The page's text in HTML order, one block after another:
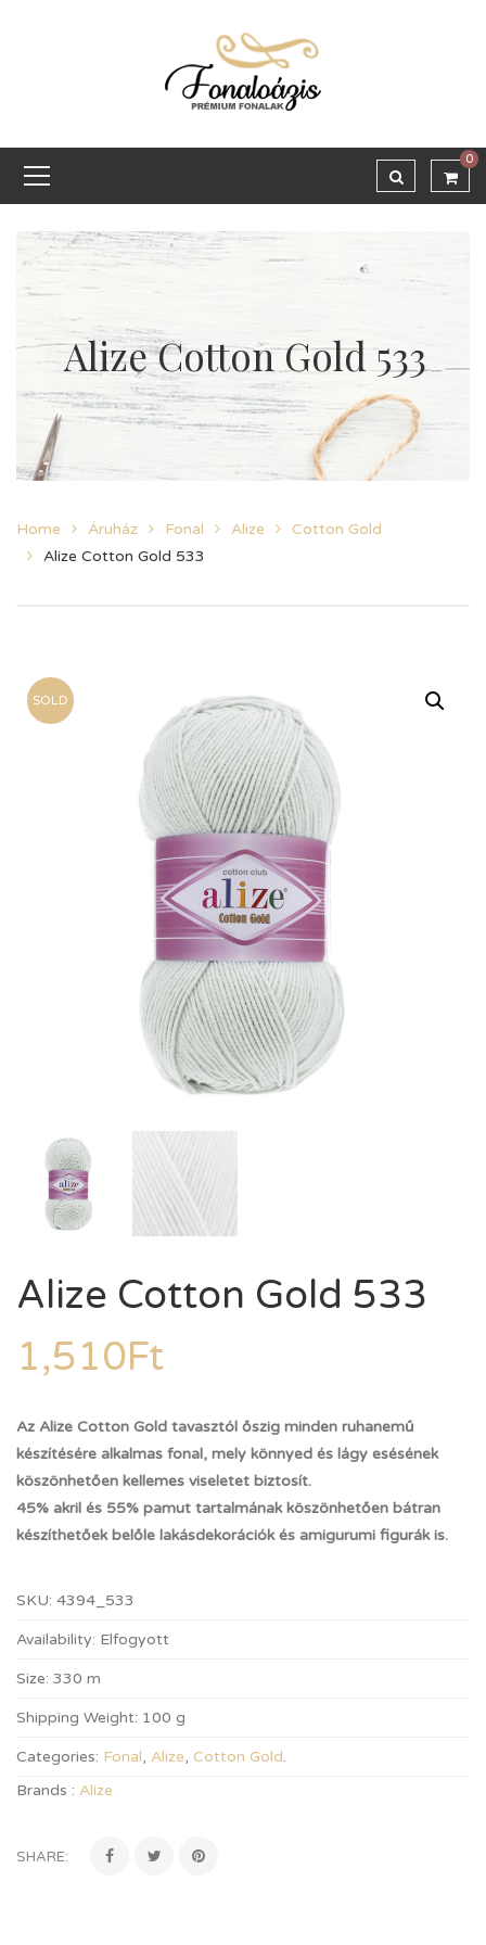
0
Alize Cotton Gold 533
Home Áruház Fonal Alize
Cotton Gold
Alize Cotton Gold 533
SOLD
Alize Cotton Gold 533
1,510Ft
Az Alize Cotton Gold tavasztól őszig minden ruhanemű
készítésére alkalmas fonal, mely könnyed és lágy esésének
köszönhetően kellemes viseletet biztosít.
45% akril és 55% pamut tartalmának köszönhetően bátran
készíthetőek belőle lakásdekorációk és amigurumi figurák is.
SKU: 4394_533
Availability: Elfogyott
Size: 330 m
Shipping Weight: 100 g
Categories: Fonal, Alize, Cotton Gold.
Brands : Alize
SHARE: